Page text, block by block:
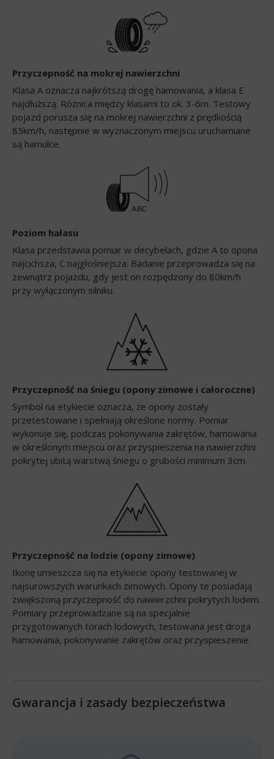
Przyczepność na mokrej nawierzchni
Klasa A oznacza najkrótszą drogę hamowania, a klasa E
najdłuższą. Różnica między klasami to ok. 3-6m. Testowy
pojazd porusza się na mokrej nawierzchni z prędkością
85km/h, następnie w wyznaczonym miejscu uruchamiane
są hamulce.
Poziom hałasu
Klasa przedstawia pomiar w decybelach, gdzie A to opona
najcichsza, C najgłośniejsza. Badanie przeprowadza się na
zewnątrz pojazdu, gdy jest on rozpędzony do 80km/h
przy wyłączonym silniku.
Przyczepność na śniegu (opony zimowe i całoroczne)
Symbol na etykiecie oznacza, że opony zostały
przetestowane i spełniają określone normy. Pomiar
wykonuje się, podczas pokonywania zakrętów, hamowania
w określonym miejscu oraz przyspieszenia na nawierzchni
pokrytej ubitą warstwą śniegu o grubości minimum 3cm.
Przyczepność na lodzie (opony zimowe)
Ikonę umieszcza się na etykiecie opony testowanej w
najsurowszych warunkach zimowych. Opony te posiadają
zwiększoną przyczepność do nawierzchni pokrytych lodem.
Pomiary przeprowadzane są na specjalnie
przygotowanych torach lodowych, testowana jest droga
hamowania, pokonywanie zakrętów oraz przyspieszenie.
Gwarancja i zasady bezpieczeństwa